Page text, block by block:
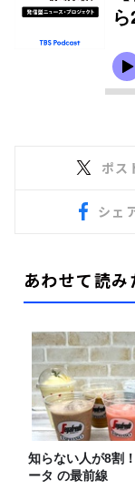
ポス
シェ
あわせて読み
知らない人が8割
ータ の最前線